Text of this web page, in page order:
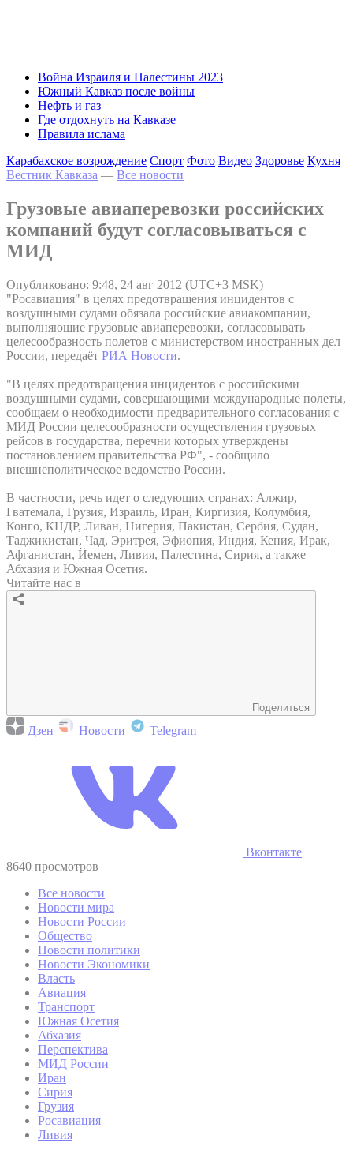
Война Израиля и Палестины 2023
Южный Кавказ после войны
Нефть и газ
Где отдохнуть на Кавказе
Правила ислама
Карабахское возрождение Спорт Фото Видео Здоровье Кухня
Вестник Кавказа — Все новости
Грузовые авиаперевозки российских
компаний будут согласовываться с
МИД
Опубликовано: 9:48, 24 авг 2012 (UTC+3 MSK)
"Росавиация" в целях предотвращения инцидентов с
воздушными судами обязала российские авиакомпании,
выполняющие грузовые авиаперевозки, согласовывать
целесообразность полетов с министерством иностранных дел
России, передаёт РИА Новости.
"В целях предотвращения инцидентов с российскими
воздушными судами, совершающими международные полеты,
сообщаем о необходимости предварительного согласования с
МИД России целесообразности осуществления грузовых
рейсов в государства, перечни которых утверждены
постановлением правительства РФ", - сообщило
внешнеполитическое ведомство России.
В частности, речь идет о следующих странах: Алжир,
Гватемала, Грузия, Израиль, Иран, Киргизия, Колумбия,
Конго, КНДР, Ливан, Нигерия, Пакистан, Сербия, Судан,
Таджикистан, Чад, Эритрея, Эфиопия, Индия, Кения, Ирак,
Афганистан, Йемен, Ливия, Палестина, Сирия, а также
Абхазия и Южная Осетия.
Читайте нас в
Поделиться
Дзен Новости Telegram
Вконтакте
8640 просмотров
Все новости
Новости мира
Новости России
Общество
Новости политики
Новости Экономики
Власть
Авиация
Транспорт
Южная Осетия
Абхазия
Перспектива
МИД России
Иран
Сирия
Грузия
Росавиация
Ливия